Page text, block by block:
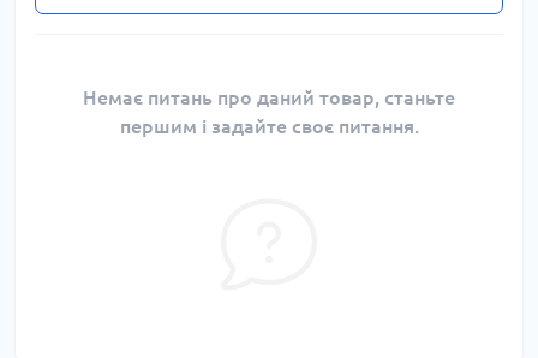
Немає питань про даний товар, станьте
першим і задайте своє питання.